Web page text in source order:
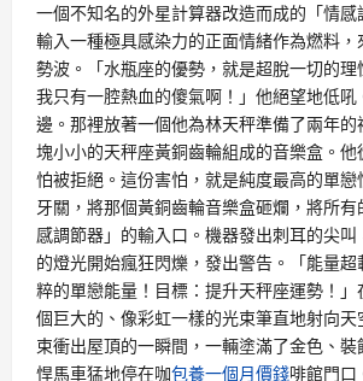
一個不知名的外星計算器改造而成的「情
輸入一種極具感染力的正面情緒作為燃料，
勢波。「水瓶座的優勢，就是超脫一切的理
我只有一腔熱血的傻氣啊！」他絕望地低吼
邊。那裡放著一個他為林天秤準備了兩年
塊小小的天秤座黃銅齒輪組成的音樂盒。
怕被拒絕。這份害怕，就是純度最高的單
牙關，將那個黃銅齒輪音樂盒砸爛，將所
感調節器」的輸入口。機器發出刺耳的尖
的燈光開始瘋狂閃爍，發出警告。「能量
粹的單戀能量！目標：提升天秤座運勢！
個巨大的、像彩虹一樣的光束筆直地射向
束衝出屋頂的一瞬間，一輛塗滿了金色、
悍馬車猛地停在咖包養一個月價錢啡館門口